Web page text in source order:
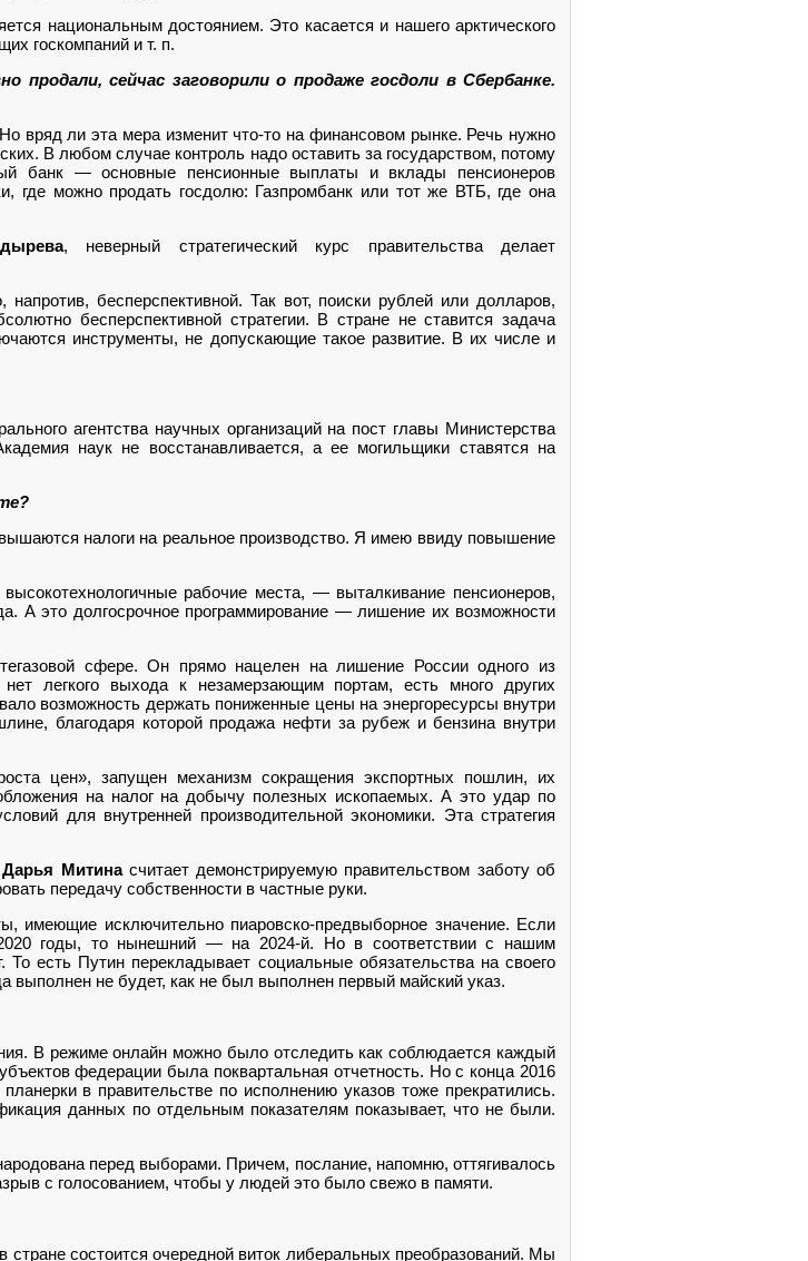
национальным достоянием. Это касается и нашего арктического
госкомпаний и т. п.
сейчас заговорили о продаже госдоли в Сбербанке.
вряд ли эта мера изменит что-то на финансовом рынке. Речь нужно
В любом случае контроль надо оставить за государством, потому
банк — основные пенсионные выплаты и вклады пенсионеров
где можно продать госдолю: Газпромбанк или тот же ВТБ, где она
, неверный стратегический курс правительства делает
бесперспективной. Так вот, поиски рублей или долларов,
бесперспективной стратегии. В стране не ставится задача
инструменты, не допускающие такое развитие. В их числе и
агентства научных организаций на пост главы Министерства
наук не восстанавливается, а ее могильщики ставятся на
налоги на реальное производство. Я имею ввиду повышение
рабочие места, — выталкивание пенсионеров,
А это долгосрочное программирование — лишение их возможности
сфере. Он прямо нацелен на лишение России одного из
легкого выхода к незамерзающим портам, есть много других
возможность держать пониженные цены на энергоресурсы внутри
благодаря которой продажа нефти за рубеж и бензина внутри
цен», запущен механизм сокращения экспортных пошлин, их
на налог на добычу полезных ископаемых. А это удар по
для внутренней производительной экономики. Эта стратегия
Дарья Митинасчитает демонстрируемую правительством заботу об
передачу собственности в частные руки.
исключительно пиаровско-предвыборное значение. Если
годы, то нынешний — на 2024-й. Но в соответствии с нашим
То есть Путин перекладывает социальные обязательства на своего
выполнен не будет, как не был выполнен первый майский указ.
В режиме онлайн можно было отследить как соблюдается каждый
федерации была поквартальная отчетность. Но с конца 2016
в правительстве по исполнению указов тоже прекратились.
данных по отдельным показателям показывает, что не были.
перед выборами. Причем, послание, напомню, оттягивалось
с голосованием, чтобы у людей это было свежо в памяти.
состоится очередной виток либеральных преобразований. Мы